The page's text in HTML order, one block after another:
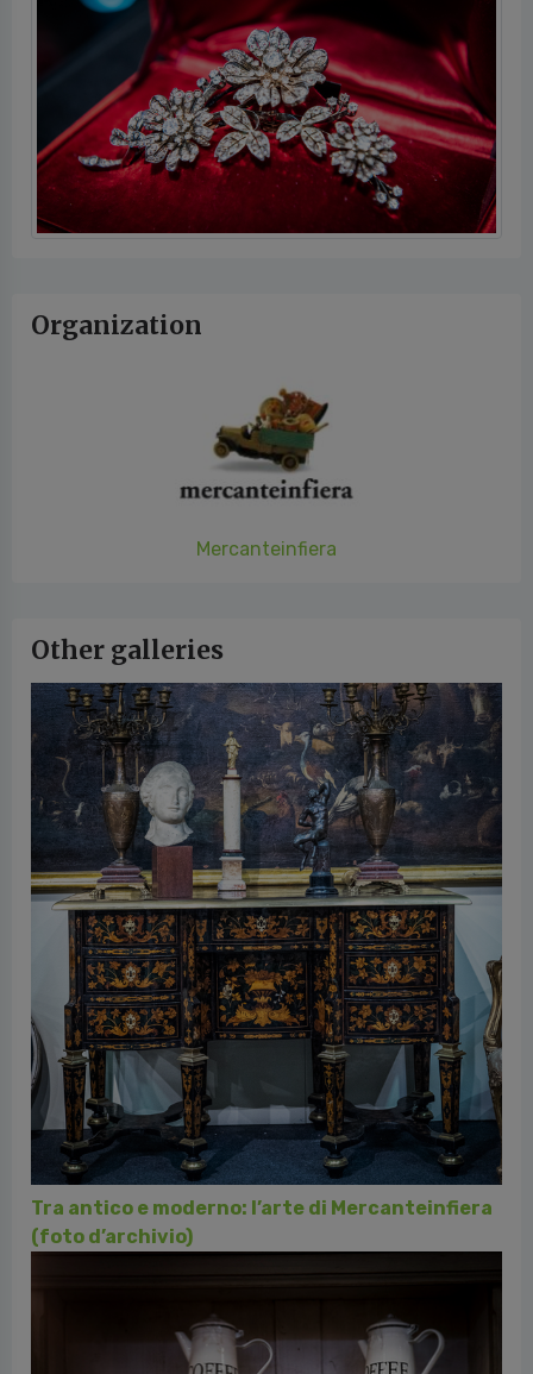
Organization
Mercanteinfiera
Other galleries
Foto collaterale "Fortissimi. La vita come un